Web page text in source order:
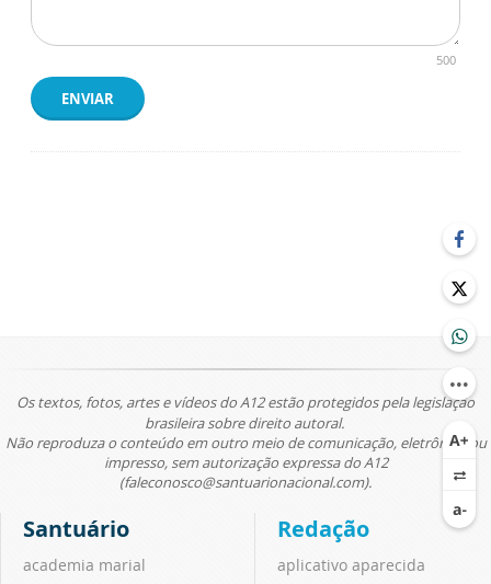
500
ENVIAR
Os textos, fotos, artes e vídeos do A12 estão protegidos pela legislação
brasileira sobre direito autoral.
Não reproduza o conteúdo em outro meio de comunicação, eletrônico ou
impresso, sem autorização expressa do A12
(faleconosco@santuarionacional.com).
Santuário
academia marial
Redação
aplicativo aparecida